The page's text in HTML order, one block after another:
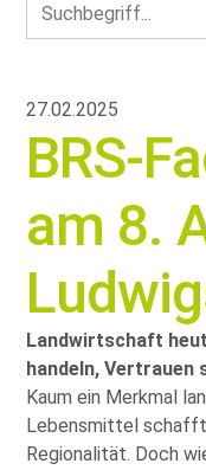
27.02.2025
BRS-
am 8.
Landwirtschaft
handeln, Vertrauen
Kaum ein Merkmal
Lebensmittel schafft
Regionalität. Doch